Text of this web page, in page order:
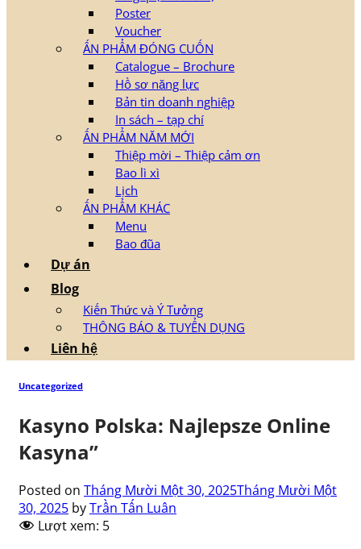
Poster
Voucher
ẤN PHẨM ĐÓNG CUỐN
Catalogue – Brochure
Hồ sơ năng lực
Bản tin doanh nghiệp
In sách – tạp chí
ẤN PHẨM NĂM MỚI
Thiệp mời – Thiệp cảm ơn
Bao lì xì
Lịch
ẤN PHẨM KHÁC
Menu
Bao đũa
Dự án
Blog
Kiến Thức và Ý Tưởng
THÔNG BÁO & TUYỂN DỤNG
Liên hệ
Uncategorized
Kasyno Polska: Najlepsze Online
Kasyna”
Posted on Tháng Mười Một 30, 2025Tháng Mười Một
30, 2025 byTrần Tấn Luân
Lượt xem: 5